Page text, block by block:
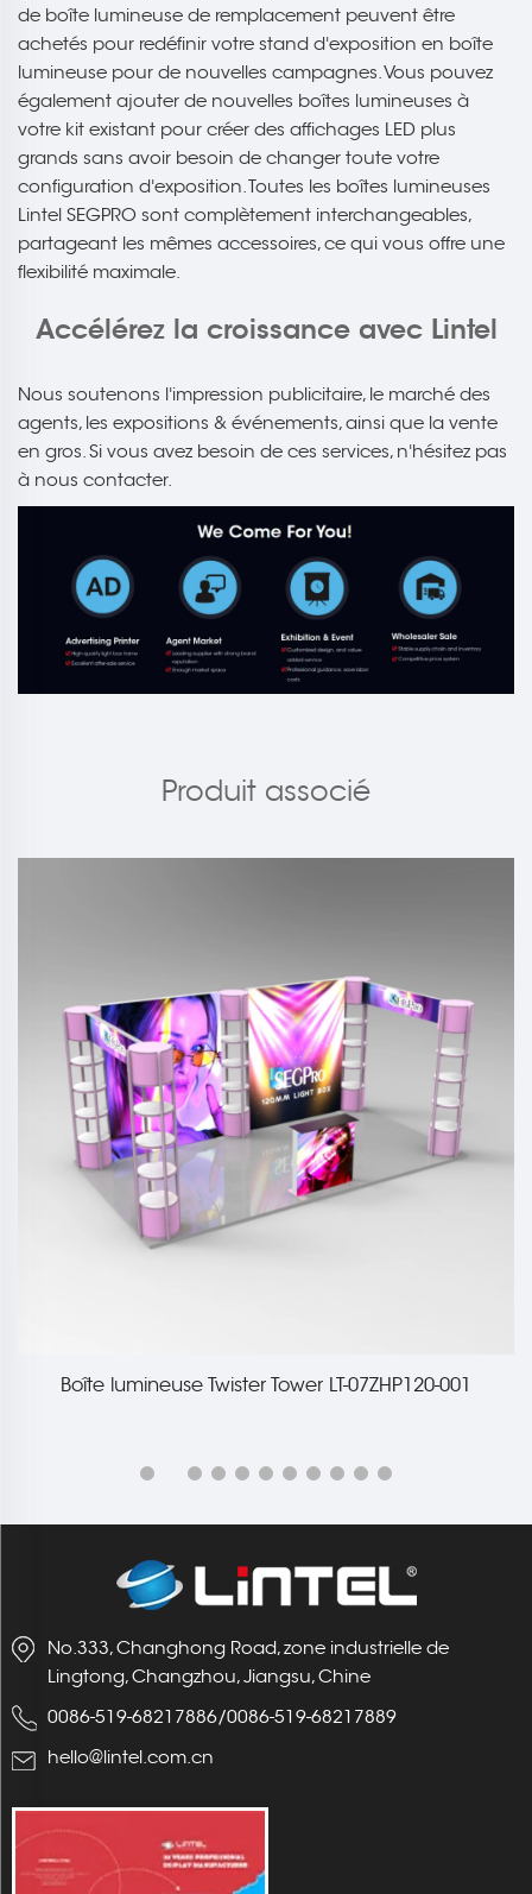
de boîte lumineuse de remplacement peuvent être
achetés pour redéfinir votre stand d'exposition en boîte
lumineuse pour de nouvelles campagnes. Vous pouvez
également ajouter de nouvelles boîtes lumineuses à
votre kit existant pour créer des affichages LED plus
grands sans avoir besoin de changer toute votre
configuration d'exposition. Toutes les boîtes lumineuses
Lintel SEGPRO sont complètement interchangeables,
partageant les mêmes accessoires, ce qui vous offre une
flexibilité maximale.
Accélérez la croissance avec Lintel
Nous soutenons l'impression publicitaire, le marché des
agents, les expositions & événements, ainsi que la vente
en gros. Si vous avez besoin de ces services, n'hésitez pas
à nous contacter.
Produit associé
Impression sur Tissu Boîte à Lumière
No.333, Changhong Road, zone industrielle de
Lingtong, Changzhou, Jiangsu, Chine
0086-519-68217886/0086-519-68217889
hello@lintel.com.cn